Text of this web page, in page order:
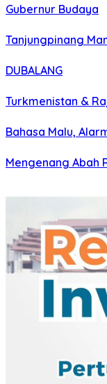
Gubernur Budaya
Tanjungpinang
DUBALANG
Turkmenistan &
Bahasa Malu,
Mengenang Abah